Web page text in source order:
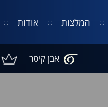
המלצות אודות
אבן קיסר